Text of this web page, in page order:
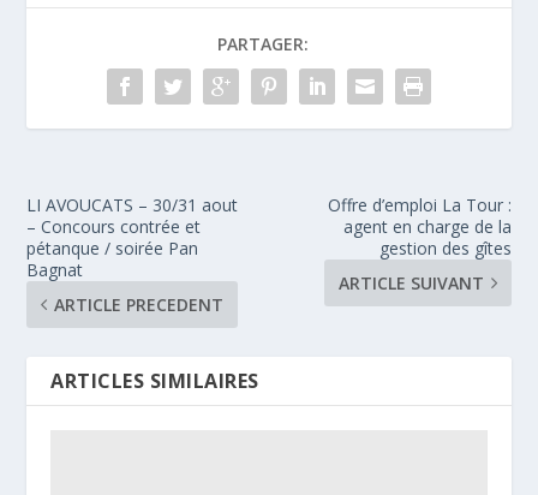
PARTAGER:
LI AVOUCATS – 30/31 aout
– Concours contrée et
pétanque / soirée Pan
Bagnat
ARTICLE PRECEDENT
Offre d’emploi La Tour :
agent en charge de la
gestion des gîtes
ARTICLE SUIVANT
ARTICLES SIMILAIRES